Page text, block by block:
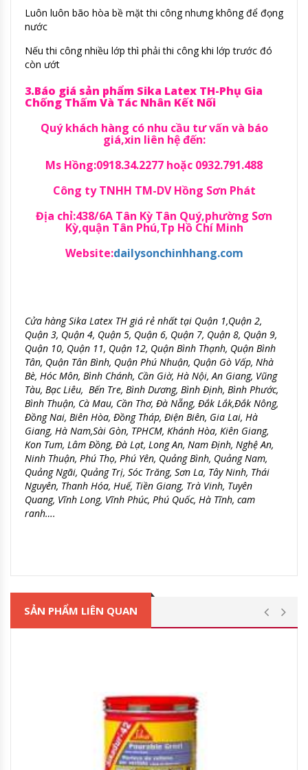
Luôn luôn bão hòa bề mặt thi công nhưng không để đọng
nước
Nếu thi công nhiều lớp thì phải thi công khi lớp trước đó
còn ướt
3.Báo giá sản phẩm Sika Latex TH-Phụ Gia
Chống Thấm Và Tác Nhân Kết Nối
Quý khách hàng có nhu cầu tư vấn và báo
giá,xin liên hệ đến:
Ms Hồng:0918.34.2277 hoặc 0932.791.488
Công ty TNHH TM-DV Hồng Sơn Phát
Địa chỉ:438/6A Tân Kỳ Tân Quý,phường Sơn
Kỳ,quận Tân Phú,Tp Hồ Chí Minh
Website:dailysonchinhhang.com
Cửa hàng Sika Latex TH giá rẻ nhất tại Quận 1,Quận 2,
Quận 3, Quận 4, Quận 5, Quận 6, Quận 7, Quận 8, Quận 9,
Quận 10, Quận 11, Quận 12, Quận Bình Thạnh, Quận Bình
Tân, Quận Tân Bình, Quận Phú Nhuận, Quận Gò Vấp, Nhà
Bè, Hóc Môn, Bình Chánh, Cần Giờ, Hà Nội, An Giang, Vũng
Tàu, Bạc Liêu, Bến Tre, Bình Dương, Bình Định, Bình Phước,
Bình Thuận, Cà Mau, Cần Thơ, Đà Nẵng, Đắk Lắk,Đắk Nông,
Đồng Nai, Biên Hòa, Đồng Tháp, Điện Biên, Gia Lai, Hà
Giang, Hà Nam,Sài Gòn, TPHCM, Khánh Hòa, Kiên Giang,
Kon Tum, Lâm Đồng, Đà Lạt, Long An, Nam Định, Nghệ An,
Ninh Thuận, Phú Thọ, Phú Yên, Quảng Bình, Quảng Nam,
Quảng Ngãi, Quảng Trị, Sóc Trăng, Sơn La, Tây Ninh, Thái
Nguyên, Thanh Hóa, Huế, Tiền Giang, Trà Vinh, Tuyên
Quang, Vĩnh Long, Vĩnh Phúc, Phú Quốc, Hà Tĩnh, cam
ranh….
SẢN PHẨM LIÊN QUAN